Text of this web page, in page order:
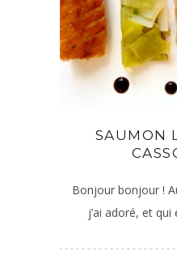
SAUMON
Bonjour bonjour !
j’ai adoré, et